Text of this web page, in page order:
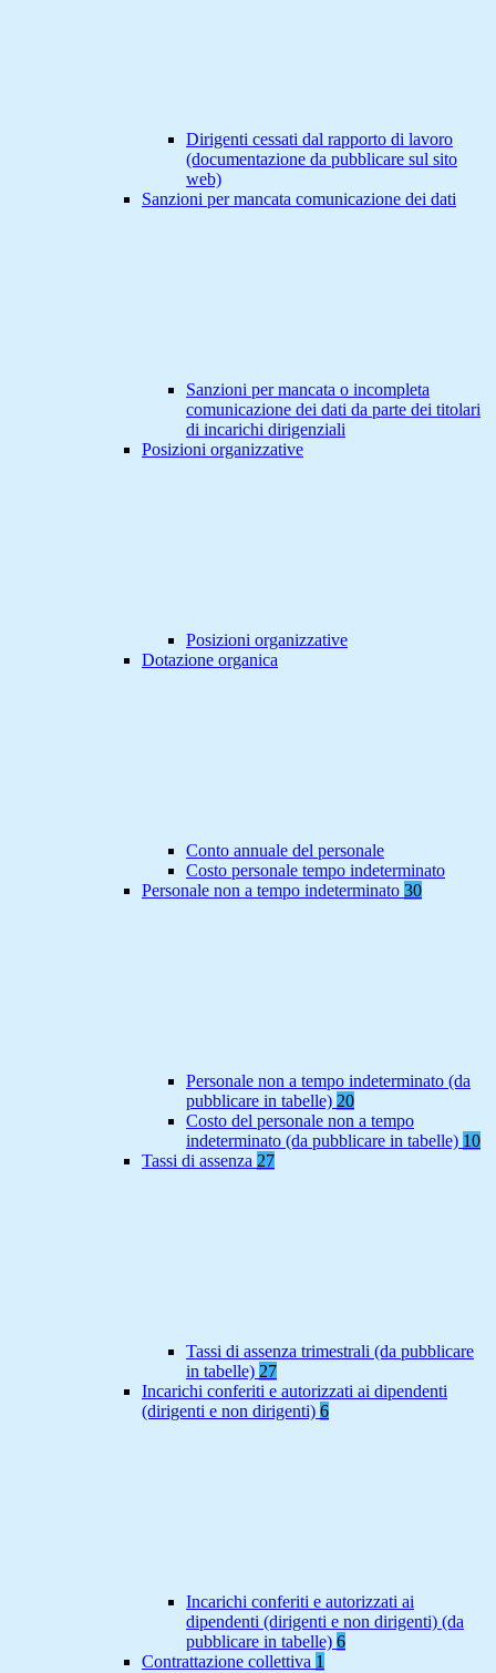
Dirigenti cessati dal rapporto di lavoro
(documentazione da pubblicare sul sito
web)
Sanzioni per mancata comunicazione dei dati
Sanzioni per mancata o incompleta
comunicazione dei dati da parte dei titolari
di incarichi dirigenziali
Posizioni organizzative
Posizioni organizzative
Dotazione organica
Conto annuale del personale
Costo personale tempo indeterminato
Personale non a tempo indeterminato 30
Personale non a tempo indeterminato (da
pubblicare in tabelle) 20
Costo del personale non a tempo
indeterminato (da pubblicare in tabelle) 10
Tassi di assenza 27
Tassi di assenza trimestrali (da pubblicare
in tabelle) 27
Incarichi conferiti e autorizzati ai dipendenti
(dirigenti e non dirigenti) 6
Incarichi conferiti e autorizzati ai
dipendenti (dirigenti e non dirigenti) (da
pubblicare in tabelle) 6
Contrattazione collettiva 1